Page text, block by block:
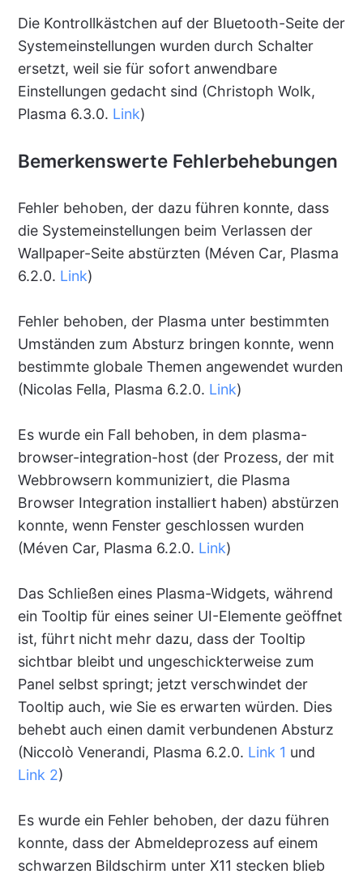
Die Kontrollkästchen auf der Bluetooth-Seite der
Systemeinstellungen wurden durch Schalter
ersetzt, weil sie für sofort anwendbare
Einstellungen gedacht sind (Christoph Wolk,
Plasma 6.3.0. Link)
Bemerkenswerte Fehlerbehebungen
Fehler behoben, der dazu führen konnte, dass
die Systemeinstellungen beim Verlassen der
Wallpaper-Seite abstürzten (Méven Car, Plasma
6.2.0. Link)
Fehler behoben, der Plasma unter bestimmten
Umständen zum Absturz bringen konnte, wenn
bestimmte globale Themen angewendet wurden
(Nicolas Fella, Plasma 6.2.0. Link)
Es wurde ein Fall behoben, in dem plasma-
browser-integration-host (der Prozess, der mit
Webbrowsern kommuniziert, die Plasma
Browser Integration installiert haben) abstürzen
konnte, wenn Fenster geschlossen wurden
(Méven Car, Plasma 6.2.0. Link)
Das Schließen eines Plasma-Widgets, während
ein Tooltip für eines seiner UI-Elemente geöffnet
ist, führt nicht mehr dazu, dass der Tooltip
sichtbar bleibt und ungeschickterweise zum
Panel selbst springt; jetzt verschwindet der
Tooltip auch, wie Sie es erwarten würden. Dies
behebt auch einen damit verbundenen Absturz
(Niccolò Venerandi, Plasma 6.2.0. Link 1 und
Link 2)
Es wurde ein Fehler behoben, der dazu führen
konnte, dass der Abmeldeprozess auf einem
schwarzen Bildschirm unter X11 stecken blieb